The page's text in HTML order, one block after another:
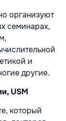
организуют
семинарах,
и
другие.
USM
который